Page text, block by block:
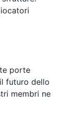
porte
futuro dello
membri ne